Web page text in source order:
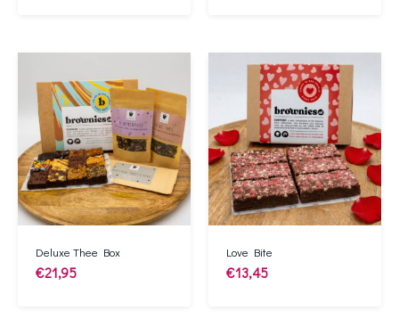
Deluxe Thee Box
€21,95
Love Bite
€13,45